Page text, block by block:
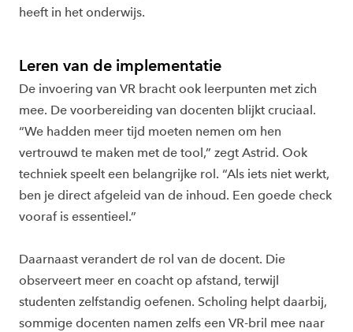
heeft in het onderwijs.
Leren van de implementatie
De invoering van VR bracht ook leerpunten met zich
mee. De voorbereiding van docenten blijkt cruciaal.
“We hadden meer tijd moeten nemen om hen
vertrouwd te maken met de tool,” zegt Astrid. Ook
techniek speelt een belangrijke rol. “Als iets niet werkt,
ben je direct afgeleid van de inhoud. Een goede check
vooraf is essentieel.”
Daarnaast verandert de rol van de docent. Die
observeert meer en coacht op afstand, terwijl
studenten zelfstandig oefenen. Scholing helpt daarbij,
sommige docenten namen zelfs een VR-bril mee naar